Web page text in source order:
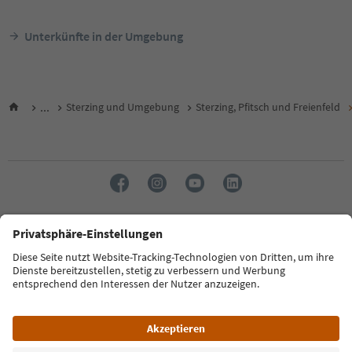
Unterkünfte in der Umgebung
... Sterzing und Umgebung Sterzing, Pfitsch und Freienfeld
Sprache: Deutsch
FAQ Kontakt Presse MICE Datenschutzerklärung
Zugänglichkeitserklärung